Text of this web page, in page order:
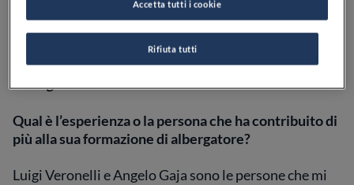
sviluppo per donne e bambini in Africa, Asia e Sud
America.
Ecco che cosa ha raccontato Michil Costa aFine
Dining Lovers.
Qual è l’esperienza o la persona che ha contribuito di
più alla sua formazione di albergatore?
Luigi Veronelli e Angelo Gaja sono le persone che mi
Rifiuta tutti
Accetta tutti i cookie